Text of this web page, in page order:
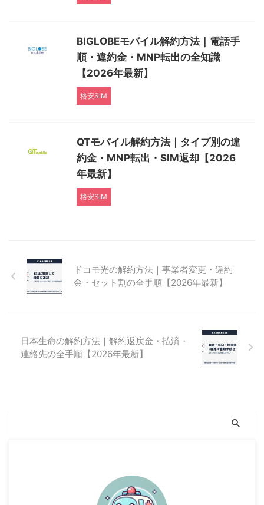
BIGLOBEモバイル解約方法｜電話手
順・違約金・MNP転出の全知識
【2026年最新】
格安SIM
QTモバイル解約方法｜タイプ別の違
約金・MNP転出・SIM返却【2026
年最新】
格安SIM
ドコモ光の解約方法｜事業者変更・違約
金・セット割の全手順【2026年最新】
日本生命の解約方法｜解約返戻金・払済・
連絡先の全手順【2026年最新】